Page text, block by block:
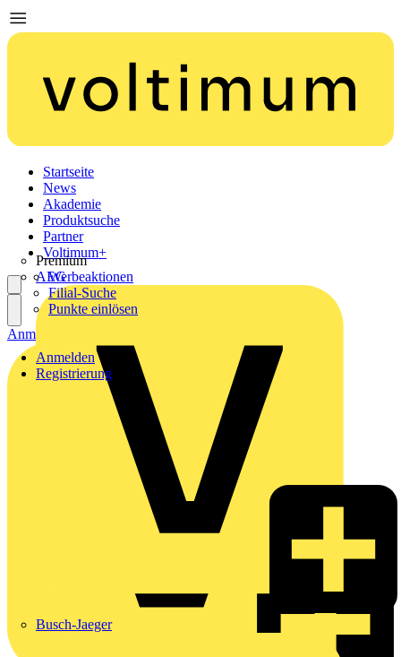
Startseite
News
Akademie
Produktsuche
Partner
Premium
AEG
Busch-Jaeger
Voltimum+
Werbeaktionen
Filial-Suche
Punkte einlösen
Anmelden
Registrierung
Anmelden